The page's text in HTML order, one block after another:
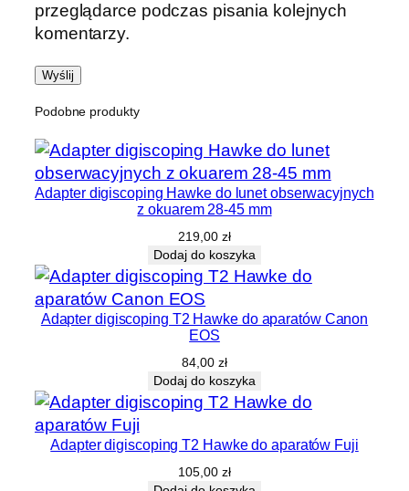
przeglądarce podczas pisania kolejnych
komentarzy.
Podobne produkty
Adapter digiscoping Hawke do lunet obserwacyjnych
z okuarem 28-45 mm
219,00 zł
Dodaj do koszyka
Adapter digiscoping T2 Hawke do aparatów Canon
EOS
84,00 zł
Dodaj do koszyka
Adapter digiscoping T2 Hawke do aparatów Fuji
105,00 zł